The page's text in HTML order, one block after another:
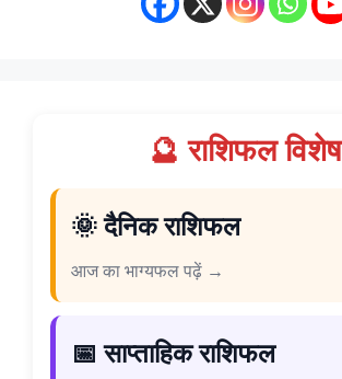
🔮 राशिफल विशेष
🌞 दैनिक राशिफल
आज का भाग्यफल पढ़ें →
📅 साप्ताहिक राशिफल